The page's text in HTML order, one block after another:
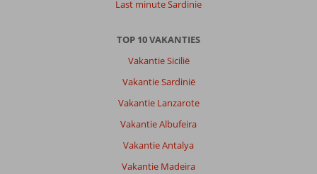
Last minute Sardinie
TOP 10 VAKANTIES
Vakantie Sicilië
Vakantie Sardinië
Vakantie Lanzarote
Vakantie Albufeira
Vakantie Antalya
Vakantie Madeira